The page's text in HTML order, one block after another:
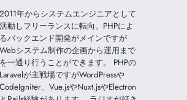
2011年からシステムエンジニアとして
活動しフリーランスに転向。PHPによ
るバックエンド開発がメインですが
Webシステム制作の企画から運用まで
を一通り行うことができます。 PHPの
Laravelが主戦場ですがWordPressや
CodeIgniter、Vue.jsやNuxt.jsやElectron